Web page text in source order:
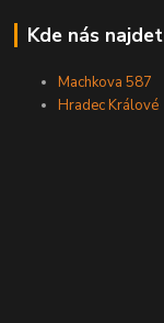
Kde nás
Machkova 587
Hradec Králové